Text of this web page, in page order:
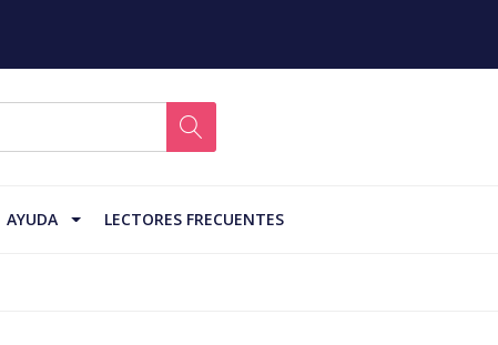
AYUDA LECTORES FRECUENTES